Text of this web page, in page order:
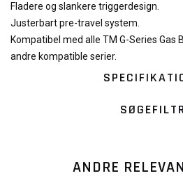
Fladere og slankere triggerdesign.
Justerbart pre-travel system.
Kompatibel med alle TM G-Series Gas
andre kompatible serier.
ANDRE